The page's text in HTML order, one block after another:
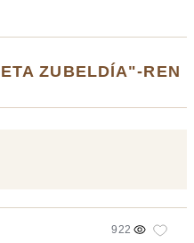
ZUBELDÍA"-REN
922